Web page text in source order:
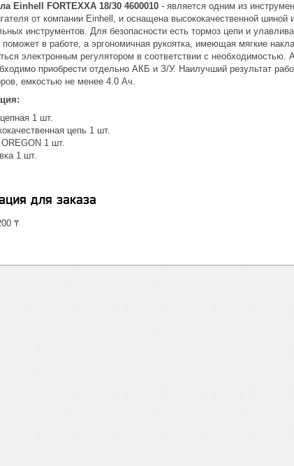
Einhell FORTEXXA 18/30 4600010 - является одним из
от компании Einhell, и оснащена высококачественной
инструментов. Для безопасности есть тормоз цепи и
в работе, а эргономичная рукоятка, имеющая мягкие
электронным регулятором в соответствии с
приобрести отдельно АКБ и З/У. Наилучший результат
емкостью не менее 4.0 Ач.
1 шт.
цепь 1 шт.
1 шт.
1 шт.
для заказа
₸